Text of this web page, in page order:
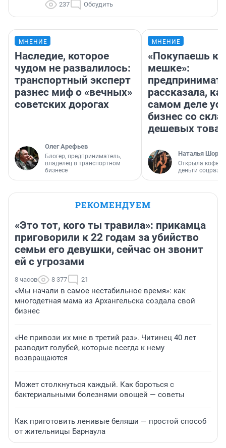
237 Обсудить
МНЕНИЕ
Наследие, которое
чудом не развалилось:
транспортный эксперт
разнес миф о «вечных»
советских дорогах
Олег Арефьев
Блогер, предприниматель,
владелец в транспортном
бизнесе
МНЕНИЕ
«Покупаешь
мешке»:
рассказала,
самом деле
бизнес со
дешевых
Наталья
Открыла
деньги
РЕКОМЕНДУЕМ
«Это тот, кого ты травила»: прикамца
приговорили к 22 годам за убийство
семьи его девушки, сейчас он звонит
ей с угрозами
8 часов 8 377 21
«Мы начали в самое нестабильное время»: как
многодетная мама из Архангельска создала свой
бизнес
«Не привози их мне в третий раз». Читинец 40 лет
разводит голубей, которые всегда к нему
возвращаются
Может столкнуться каждый. Как бороться с
бактериальными болезнями овощей — советы
Как приготовить ленивые беляши — простой способ
от жительницы Барнаула